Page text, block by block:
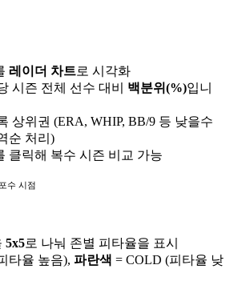
레이더 차트로 시각화
시즌 전체 선수 대비 백분위(%)입니
상위권 (ERA, WHIP, BB/9 등 낮을수
순 처리)
클릭해 복수 시즌 비교 가능
포수 시점
5x5로 나눠 존별 피타율을 표시
타율 높음), 파란색 = COLD (피타율 낮